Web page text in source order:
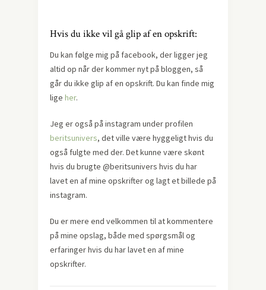
Hvis du ikke vil gå glip af en opskrift:
Du kan følge mig på facebook, der ligger jeg
altid op når der kommer nyt på bloggen, så
går du ikke glip af en opskrift. Du kan finde mig
lige her.
Jeg er også på instagram under profilen
beritsunivers, det ville være hyggeligt hvis du
også fulgte med der. Det kunne være skønt
hvis du brugte @beritsunivers hvis du har
lavet en af mine opskrifter og lagt et billede på
instagram.
Du er mere end velkommen til at kommentere
på mine opslag, både med spørgsmål og
erfaringer hvis du har lavet en af mine
opskrifter.